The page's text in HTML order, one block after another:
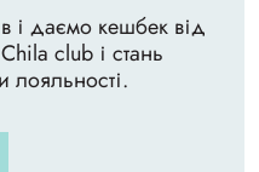
і даємо кешбек від
club і стань
лояльності.